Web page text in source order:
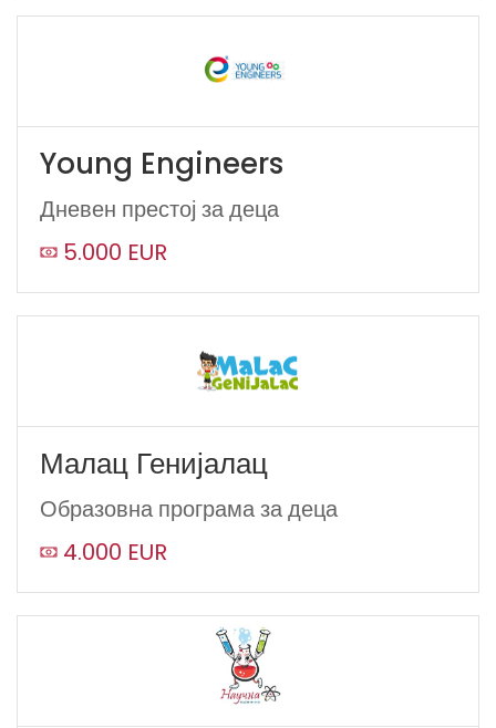
Young Engineers
Дневен престој за деца
5.000 EUR
Малац Генијалац
Образовна програма за деца
4.000 EUR